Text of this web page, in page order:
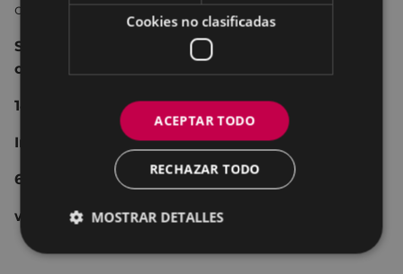
contacto) dirigido a mujeres.
Será gratuito y está dirigido a mujeres de
cualquier edad y condición física.
14:30_ Comida de mujeres
Inscripción:
627 95 96 58
www.eibarugby.com
Cookies no clasificadas
ACEPTAR TODO
RECHAZAR TODO
MOSTRAR DETALLES